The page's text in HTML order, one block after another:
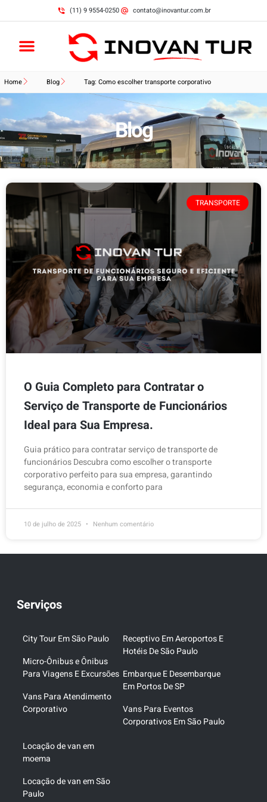
(11) 9 9554-0250 contato@inovantur.com.br
Home Blog Tag: Como escolher transporte corporativo
Blog
TRANSPORTE
O Guia Completo para Contratar o
Serviço de Transporte de Funcionários
Ideal para Sua Empresa.
Guia prático para contratar serviço de transporte de
funcionários Descubra como escolher o transporte
corporativo perfeito para sua empresa, garantindo
segurança, economia e conforto para
10 de julho de 2025 Nenhum comentário
Serviços
City Tour Em São Paulo
Micro-Ônibus e Ônibus
Para Viagens E Excursões
Vans Para Atendimento
Corporativo
Receptivo Em Aeroportos E
Hotéis De São Paulo
Embarque E Desembarque
Em Portos De SP
Vans Para Eventos
Corporativos Em São Paulo
Locação de van em
moema
Locação de van em São
Paulo